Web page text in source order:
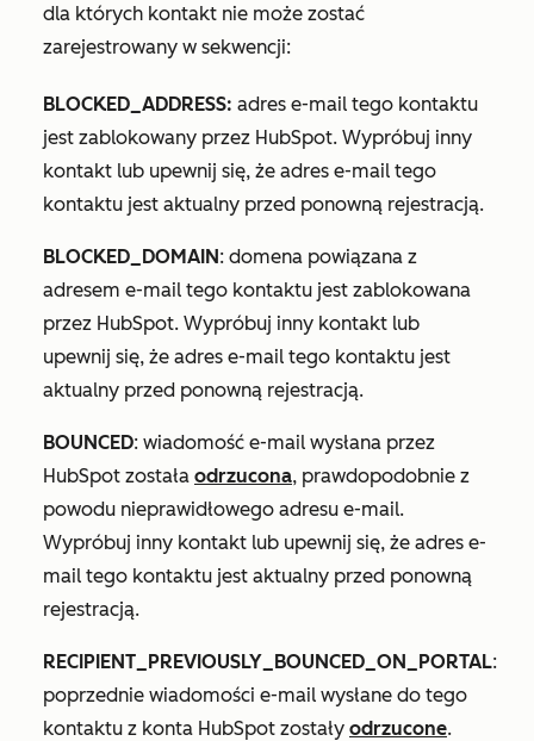
dla których kontakt nie może zostać
zarejestrowany w sekwencji:
BLOCKED_ADDRESS: adres e-mail tego kontaktu
jest zablokowany przez HubSpot. Wypróbuj inny
kontakt lub upewnij się, że adres e-mail tego
kontaktu jest aktualny przed ponowną rejestracją.
BLOCKED_DOMAIN: domena powiązana z
adresem e-mail tego kontaktu jest zablokowana
przez HubSpot. Wypróbuj inny kontakt lub
upewnij się, że adres e-mail tego kontaktu jest
aktualny przed ponowną rejestracją.
BOUNCED: wiadomość e-mail wysłana przez
HubSpot została odrzucona, prawdopodobnie z
powodu nieprawidłowego adresu e-mail.
Wypróbuj inny kontakt lub upewnij się, że adres e-
mail tego kontaktu jest aktualny przed ponowną
rejestracją.
RECIPIENT_PREVIOUSLY_BOUNCED_ON_PORTAL:
poprzednie wiadomości e-mail wysłane do tego
kontaktu z konta HubSpot zostały odrzucone.